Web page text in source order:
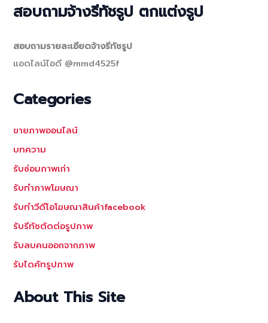
สอบถามจ้างรีทัชรูป ตกแต่งรูป
สอบถามรายละเอียดจ้างรีทัชรูป
แอดไลน์ไอดี @mmd4525f
Categories
ขายภาพออนไลน์
บทความ
รับซ่อมภาพเก่า
รับทำภาพโฆษณา
รับทำวีดีโอโฆษณาสินค้าfacebook
รับรีทัชตัดต่อรูปภาพ
รับลบคนออกจากภาพ
รับไดคัทรูปภาพ
About This Site